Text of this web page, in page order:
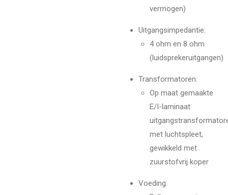
vermogen)
Uitgangsimpedantie:
4 ohm en 8 ohm
(luidsprekeruitgangen)
Transformatoren:
Op maat gemaakte
E/I-laminaat
met luchtspleet,
gewikkeld met
zuurstofvrij koper
Voeding: